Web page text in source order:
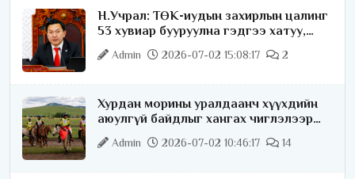
Н.Учрал: ТӨК-иудын захирлын цалинг
53 хувиар бууруулна гэдгээ хатуу,
хариуцлагатайгаар хэлье
Admin 2026-07-02 15:08:17 2
Хурдан морины уралдаанч хүүхдийн
аюулгүй байдлыг хангах чиглэлээр
ажиллаж байна
Admin 2026-07-02 10:46:17 14